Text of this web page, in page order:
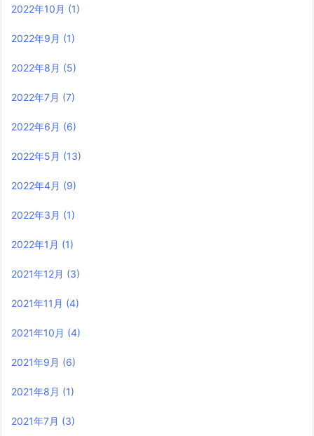
2022年10月 (1)
2022年9月 (1)
2022年8月 (5)
2022年7月 (7)
2022年6月 (6)
2022年5月 (13)
2022年4月 (9)
2022年3月 (1)
2022年1月 (1)
2021年12月 (3)
2021年11月 (4)
2021年10月 (4)
2021年9月 (6)
2021年8月 (1)
2021年7月 (3)